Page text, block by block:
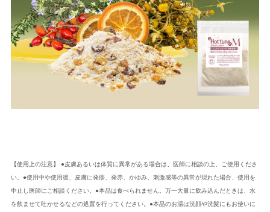
【使用上の注意】 ●皮膚あるいは体質に異常がある場合は、医師に相談の上、ご使用くださ
い。●使用中や使用後、皮膚に発疹、発赤、かゆみ、刺激感等の異常が現れた場合、使用を
中止し医師にご相談ください。●本品は食べられません。万一大量に飲み込んだときは、水
を飲ませて吐かせるなどの処置を行ってください。●本品のお湯は洗顔や洗髪にもお使いに